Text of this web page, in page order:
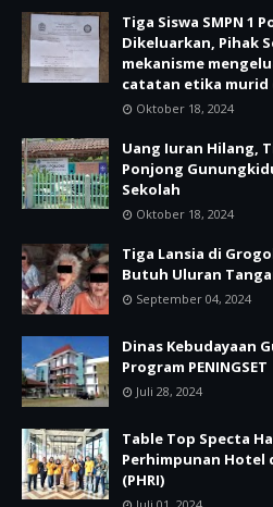
Tiga Siswa SMPN 1
Dikeluarkan, Pihak
mekanisme
catatan etika murid
Oktober 18, 2024
Uang Iuran Hilang,
Ponjong
Sekolah
Oktober 18, 2024
Tiga Lansia di
Butuh Uluran
September 04, 2024
Dinas Kebudayaan
Program PENINGSET
Juli 28, 2024
Table Top Specta
Perhimpunan Hotel
(PHRI)